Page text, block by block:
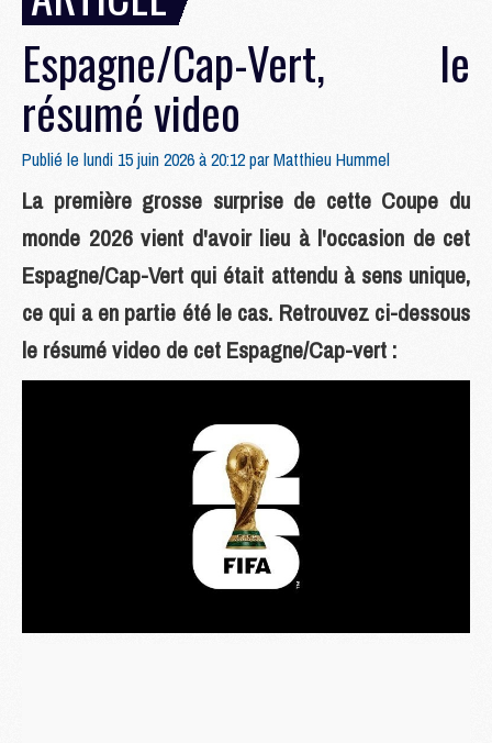
Espagne/Cap-Vert, le
résumé video
Publié le lundi 15 juin 2026 à 20:12 parMatthieu Hummel
La première grosse surprise de cette Coupe du
monde 2026 vient d'avoir lieu à l'occasion de cet
Espagne/Cap-Vert qui était attendu à sens unique,
ce qui a en partie été le cas. Retrouvez ci-dessous
le résumé video de cet Espagne/Cap-vert :